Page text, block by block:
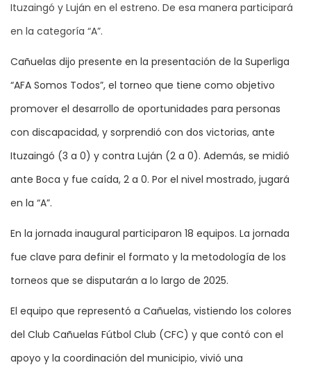
Ituzaingó y Luján en el estreno. De esa manera participará
en la categoría “A”.
Cañuelas dijo presente en la presentación de la Superliga
“AFA Somos Todos”, el torneo que tiene como objetivo
promover el desarrollo de oportunidades para personas
con discapacidad, y sorprendió con dos victorias, ante
Ituzaingó (3 a 0) y contra Luján (2 a 0). Además, se midió
ante Boca y fue caída, 2 a 0. Por el nivel mostrado, jugará
en la “A”.
En la jornada inaugural participaron 18 equipos. La jornada
fue clave para definir el formato y la metodología de los
torneos que se disputarán a lo largo de 2025.
El equipo que representó a Cañuelas, vistiendo los colores
del Club Cañuelas Fútbol Club (CFC) y que contó con el
apoyo y la coordinación del municipio, vivió una